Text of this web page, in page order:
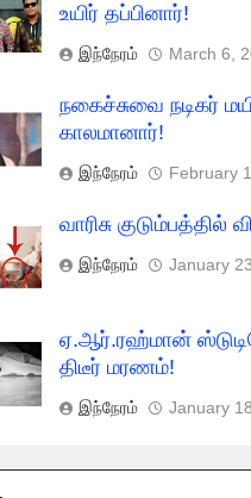
உயிர் தப்பினார்!
இந்நேரம் March 6,
நகைச்சுவை நடிகர்
காலமானார்!
இந்நேரம் February
வாரிசு குடும்பத்தில்
இந்நேரம் January
ஏ.ஆர்.ரஹ்மான்
திடீர் மரணம்!
இந்நேரம் January